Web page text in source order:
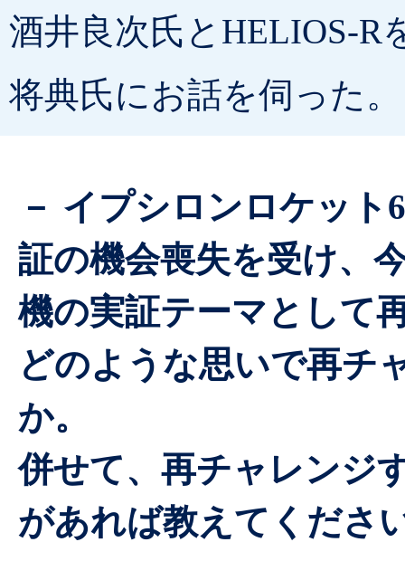
酒井良次氏とHELIOS-R
将典氏にお話を伺った。
－ イプシロンロケッ
証の機会喪失を受け、
機の実証テーマとして
どのような思いで再チ
か。
併せて、再チャレンジ
があれば教えてくださ